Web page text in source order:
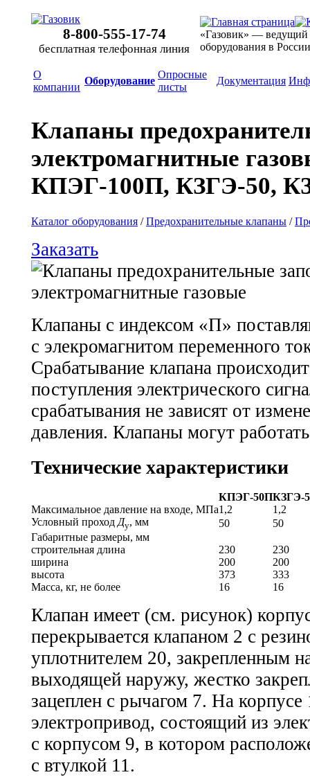
8-800-555-17-74
бесплатная телефонная линия
«Газовик» — ведущий
оборудования в России
О
компании
Оборудование
Опросные
листы
Документация
Клапаны
электромагнитные
КПЭГ-100П, КЗГЭ-50,
Каталог оборудования /Предохранительные клапаны /
Заказать
Клапаны с индексом «П»
с элекромагнитом переменного
Срабатывание клапана
поступления электрического
срабатывания не зависят от
давления. Клапаны могут
Технические характеристики
КПЭГ-50ПКЗГЭ-
Максимальное давление на входе, МПа1,2
1,2
Условный проход Ду, мм 50
50
Габаритные размеры, мм
строительная длина
230
230
ширина
200
200
высота
373
333
Масса, кг, не более
16 16
Клапан имеет (см. рисунок)
перекрывается клапаном 2 с
уплотнителем 20, закрепленным
выходящей наружу, жестко
зацеплен с рычагом 7. На корпусе
электропривод, состоящий из
с корпусом 9, в котором
с втулкой 11.